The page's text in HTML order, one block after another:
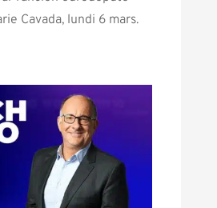
Cavada, lundi 6 mars.